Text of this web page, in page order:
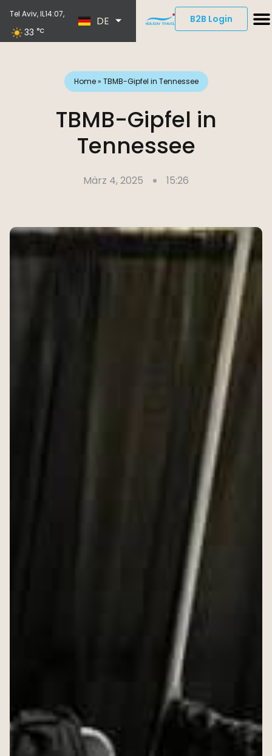
Tel Aviv, IL14:07,
33 °C
DE
ES
B2B Login
Home» TBMB-Gipfel in Tennessee
TBMB-Gipfel in
Tennessee
März 4, 2025 15:26